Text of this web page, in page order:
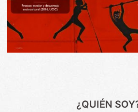
¿QUIÉN